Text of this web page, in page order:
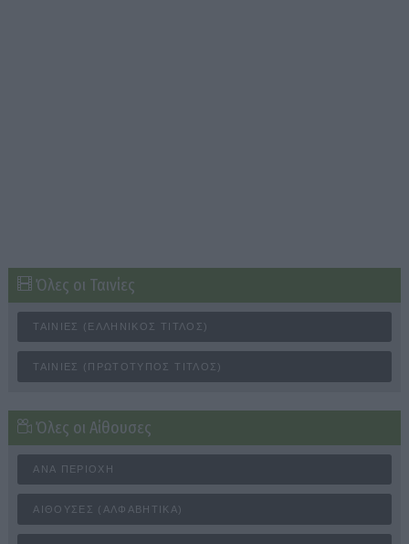
Όλες οι Ταινίες
ΤΑΙΝΊΕΣ (ΕΛΛΗΝΙΚΌΣ ΤΊΤΛΟΣ)
ΤΑΙΝΊΕΣ (ΠΡΩΤΌΤΥΠΟΣ ΤΊΤΛΟΣ)
Όλες οι Αίθουσες
ΑΝΆ ΠΕΡΙΟΧΉ
ΑΊΘΟΥΣΕΣ (ΑΛΦΑΒΗΤΙΚΆ)